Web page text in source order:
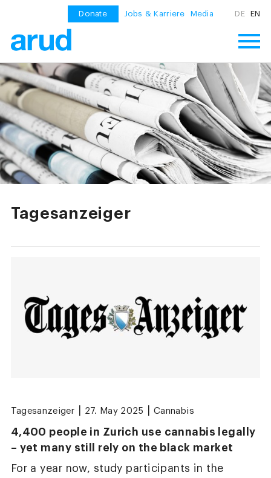
Donate Jobs & Karriere Media DE EN
Tagesanzeiger
Tagesanzeiger 27. May 2025 Cannabis
4,400 people in Zurich use cannabis legally
– yet many still rely on the black market
For a year now, study participants in the